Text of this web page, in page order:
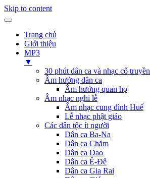
Skip to content
Trang chủ
Giới thiệu
MP3
▼
30 phút dân ca và nhạc cổ truyền
Âm hưởng dân ca
Âm hưởng quan họ
Âm nhạc nghi lễ
Âm nhạc cung đình Huế
Lễ nhạc phật giáo
Các dân tộc ít người
Dân ca Ba-Na
Dân ca Chăm
Dân ca Dao
Dân ca Ê-Đê
Dân ca Gia Rai